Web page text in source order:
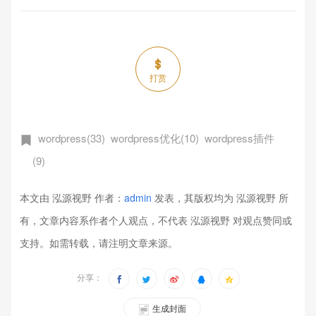
打赏
wordpress(33) wordpress优化(10) wordpress插件
(9)
本文由 泓源视野 作者： admin 发表，其版权均为 泓源视野 所
有，文章内容系作者个人观点，不代表 泓源视野 对观点赞同或
支持。如需转载，请注明文章来源。
分享：
生成封面